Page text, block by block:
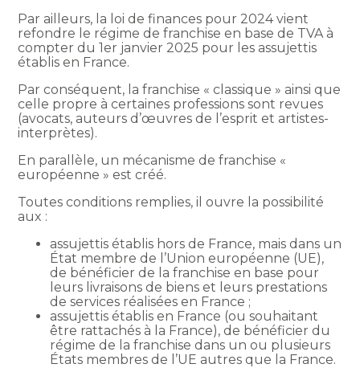
Par ailleurs, la loi de finances pour 2024 vient
refondre le régime de franchise en base de TVA à
compter du 1er janvier 2025 pour les assujettis
établis en France.
Par conséquent, la franchise « classique » ainsi que
celle propre à certaines professions sont revues
(avocats, auteurs d’œuvres de l’esprit et artistes-
interprètes).
En parallèle, un mécanisme de franchise «
européenne » est créé.
Toutes conditions remplies, il ouvre la possibilité
aux :
assujettis établis hors de France, mais dans un
État membre de l’Union européenne (UE),
de bénéficier de la franchise en base pour
leurs livraisons de biens et leurs prestations
de services réalisées en France ;
assujettis établis en France (ou souhaitant
être rattachés à la France), de bénéficier du
régime de la franchise dans un ou plusieurs
États membres de l’UE autres que la France.